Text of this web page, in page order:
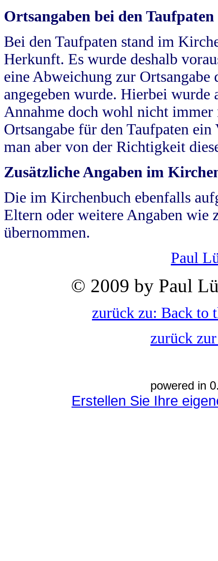
Ortsangaben bei den Taufpaten
Bei den Taufpaten stand im
Herkunft. Es wurde deshalb
eine Abweichung zur
angegeben wurde. Hierbei wurde
Annahme doch wohl nicht
Ortsangabe für den Taufpaten
man aber von der Richtigkeit
Zusätzliche Angaben im
Die im Kirchenbuch ebenfalls
Eltern oder weitere Angaben wie
übernommen.
Paul
© 2009 by Paul
zurück zu: Back to
zurück
powered in
Erstellen Sie Ihre